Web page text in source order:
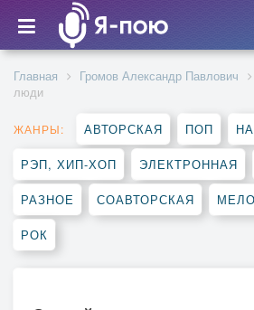
Главная Громов Александр Павлович
люди
ЖАНРЫ: АВТОРСКАЯ ПОП
РЭП, ХИП-ХОП ЭЛЕКТРОННАЯ
РАЗНОЕ СОАВТОРСКАЯ
РОК